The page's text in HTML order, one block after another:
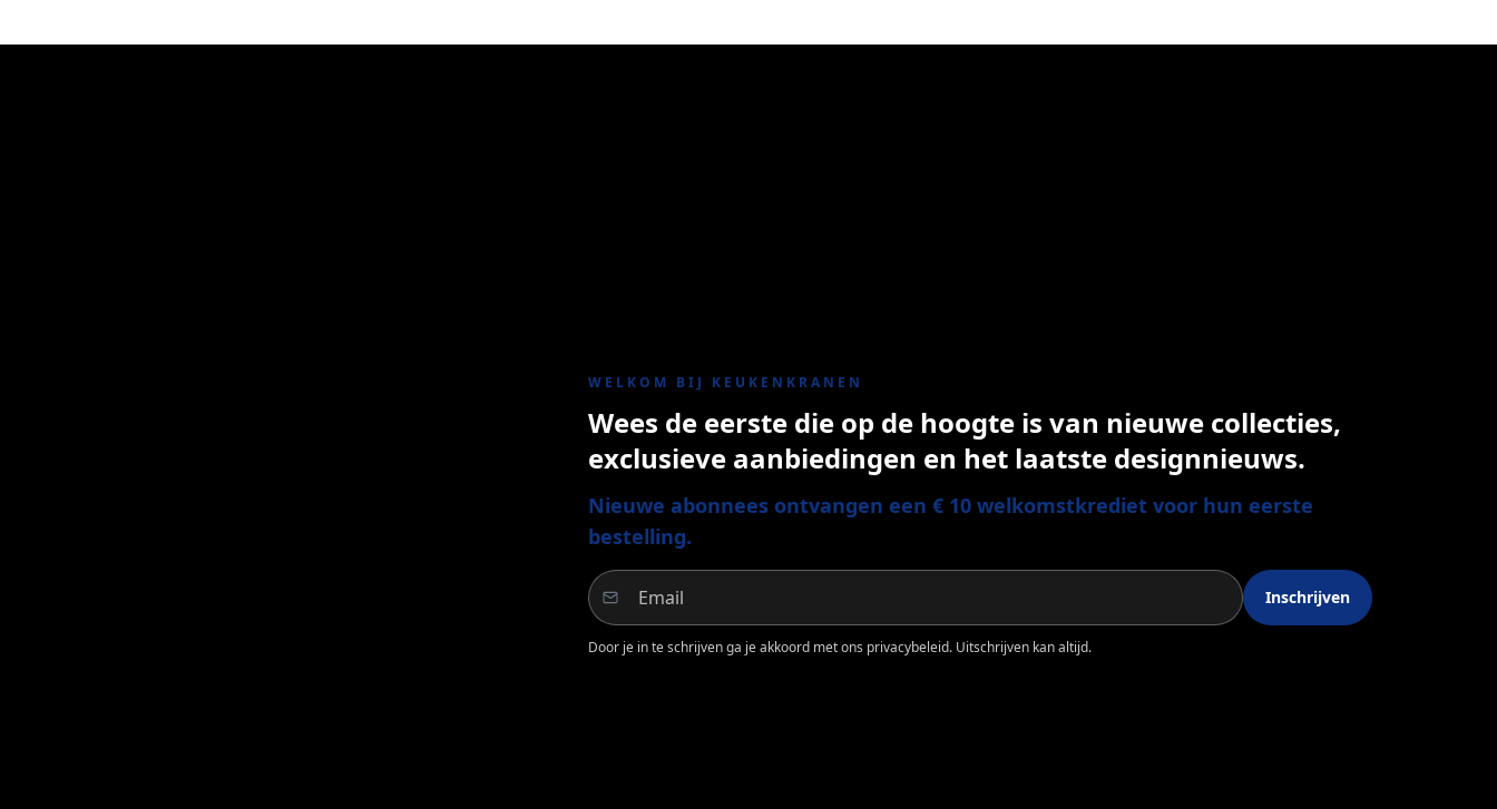
WELKOM BIJ KEUKENKRANEN
Wees de eerste die op de hoogte is van nieuwe collecties,
exclusieve aanbiedingen en het laatste designnieuws.
Nieuwe abonnees ontvangen een € 10 welkomstkrediet voor hun eerste
bestelling.
Inschrijven
Door je in te schrijven ga je akkoord met ons privacybeleid. Uitschrijven kan altijd.